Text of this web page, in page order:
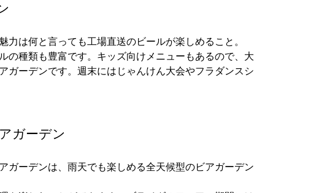
は何と言っても工場直送のビールが楽しめること。
の種類も豊富です。キッズ向けメニューもあるので、大
ガーデンです。週末にはじゃんけん大会やフラダンスシ
ガーデン
ーデンは、雨天でも楽しめる全天候型のビアガーデン